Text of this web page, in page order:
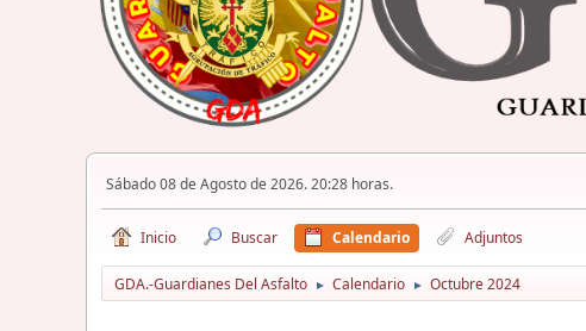
Sábado 08 de Agosto de 2026. 20:28 horas.
Inicio Buscar Calendario Adjuntos
GDA.-Guardianes Del Asfalto ► Calendario ► Octubre 2024